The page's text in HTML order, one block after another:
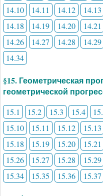
14.10 14.11 14.12 14.13
14.18
14.19 14.20 14.21
14.26
14.27 14.28 14.29
14.34
§15. Геометрическая
геометрической
15.1 15.2 15.3 15.4
15.10
15.11 15.12 15.13
15.18
15.19 15.20 15.21
15.26
15.27 15.28 15.29
15.34
15.35 15.36 15.37